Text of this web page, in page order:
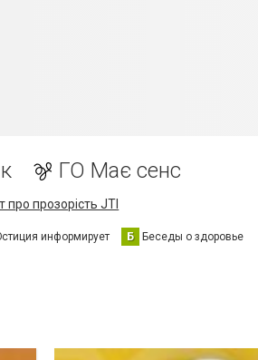
ГО Має сенс
про прозорість JTI
информирует Б Беседы о здоровье